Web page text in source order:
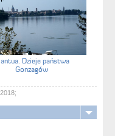
Dzieje państwa
Gonzagów